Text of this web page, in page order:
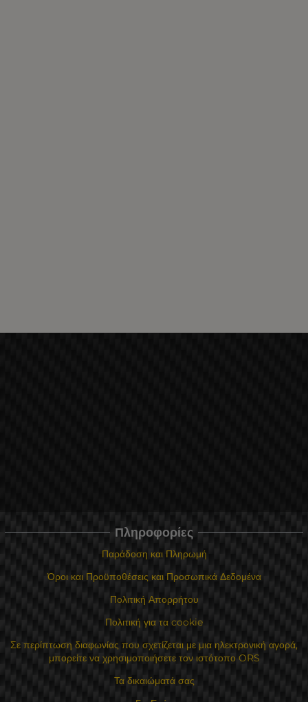
Πληροφορίες
Παράδοση και Πληρωμή
Όροι και Προϋποθέσεις και Προσωπικά Δεδομένα
Πολιτική Απορρήτου
Πολιτική για τα cookie
Σε περίπτωση διαφωνίας που σχετίζεται με μια ηλεκτρονική αγορά,
μπορείτε να χρησιμοποιήσετε τον ιστότοπο ORS
Τα δικαιώματά σας